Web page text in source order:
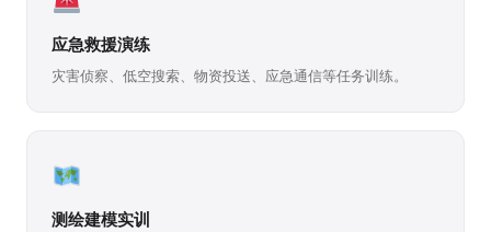
应急救援演练
灾害侦察、低空搜索、物资投送、应急通信等任务训练。
测绘建模实训